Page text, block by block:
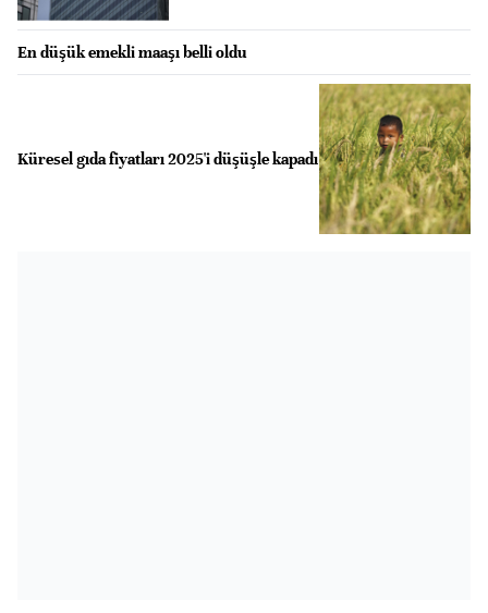
En düşük emekli maaşı belli oldu
Küresel gıda fiyatları 2025'i düşüşle kapadı